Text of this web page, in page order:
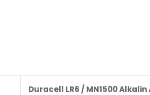
Duracell LR6 / MN1500